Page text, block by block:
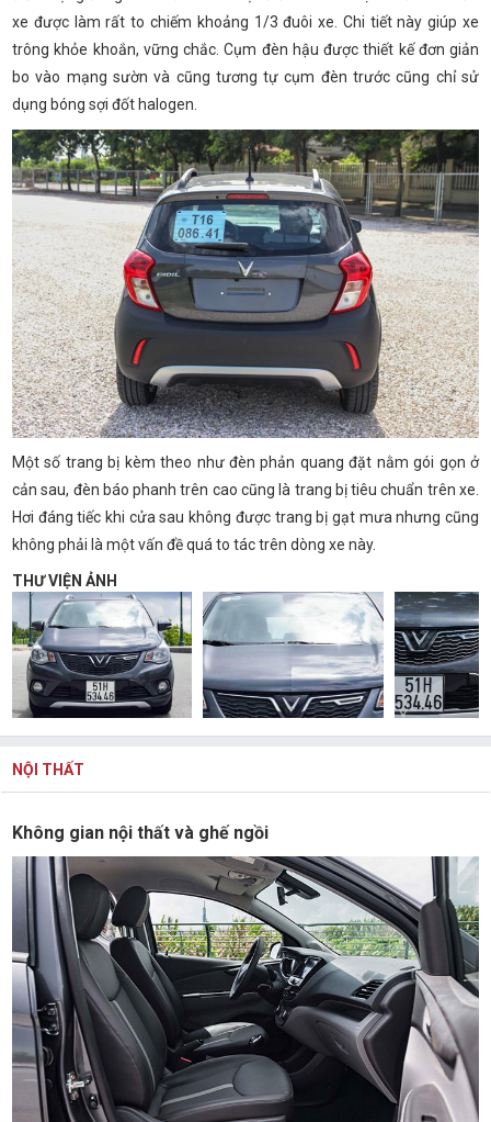
xe được làm rất to chiếm khoảng 1/3 đuôi xe. Chi tiết này giúp xe
trông khỏe khoắn, vững chắc. Cụm đèn hậu được thiết kế đơn giản
bo vào mạng sườn và cũng tương tự cụm đèn trước cũng chỉ sử
dụng bóng sợi đốt halogen.
Một số trang bị kèm theo như đèn phản quang đặt nằm gói gọn ở
cản sau, đèn báo phanh trên cao cũng là trang bị tiêu chuẩn trên xe.
Hơi đáng tiếc khi cửa sau không được trang bị gạt mưa nhưng cũng
không phải là một vấn đề quá to tác trên dòng xe này.
THƯ VIỆN ẢNH
NỘI THẤT
Không gian nội thất và ghế ngồi